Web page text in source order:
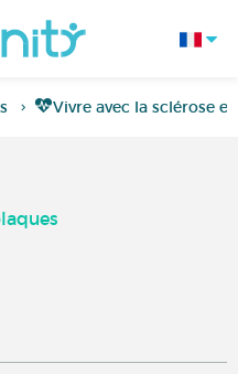
Vivre avec la sclérose